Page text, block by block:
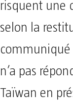
risquent une
selon la
communiqué
n’a pas
Taïwan en